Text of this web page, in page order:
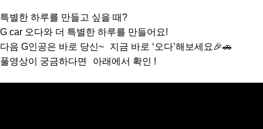
특별한 하루를 만들고 싶을 때?
G car 오다와 더 특별한 하루를 만들어요!
다음 G인공은 바로 당신~ 지금 바로 ‘오다’해보세요🎉🚗
풀영상이 궁금하다면 아래에서 확인 !